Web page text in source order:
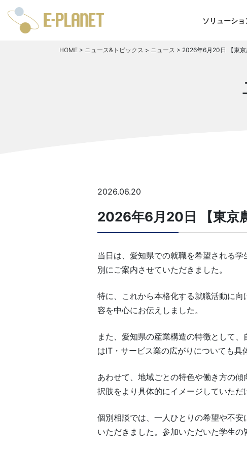
ソリューショ
HOME > ニュース&トピックス > ニュース > 2026年6月20日 【東京
2026.06.20
2026年6月20日 【東京
当日は、愛知県での就職を希望される
別にご案内させていただきました。
特に、これから本格化する就職活動に
容を中心にお伝えしました。
また、愛知県の産業構造の特徴として
はIT・サービス業の広がりについても具
あわせて、地域ごとの特色や働き方の
択肢をより具体的にイメージしていただ
個別相談では、一人ひとりの希望や不
いただきました。参加いただいた学生